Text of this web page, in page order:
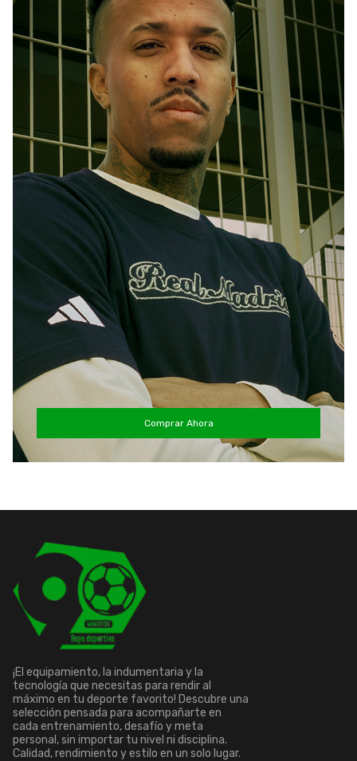
Comprar Ahora
¡El equipamiento, la indumentaria y la
tecnología que necesitas para rendir al
máximo en tu deporte favorito! Descubre una
selección pensada para acompañarte en
cada entrenamiento, desafío y meta
personal, sin importar tu nivel ni disciplina.
Calidad, rendimiento y estilo en un solo lugar.